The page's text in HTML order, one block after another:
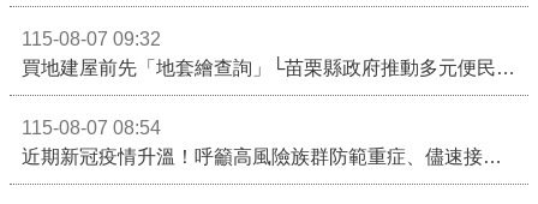
115-08-07 09:32
買地建屋前先「地套繪查詢」└苗栗縣政府推動多元便民諮詢服務
115-08-07 08:54
近期新冠疫情升溫！呼籲高風險族群防範重症、儘速接種疫苗及早就醫